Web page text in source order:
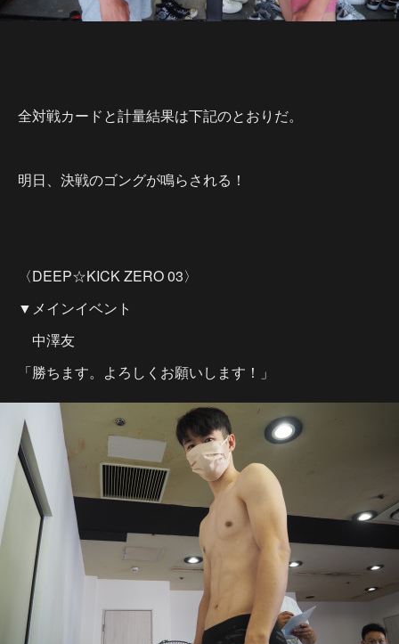
全対戦カードと計量結果は下記のとおりだ。
明日、決戦のゴングが鳴らされる！
〈DEEP☆KICK ZERO 03〉
▼メインイベント
中澤友
「勝ちます。よろしくお願いします！」